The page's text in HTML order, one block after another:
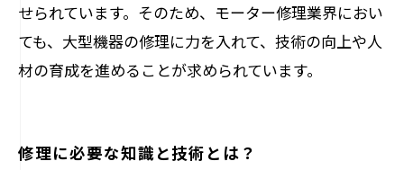
せられています。そのため、モーター修理業界におい
ても、大型機器の修理に力を入れて、技術の向上や人
材の育成を進めることが求められています。
修理に必要な知識と技術とは？